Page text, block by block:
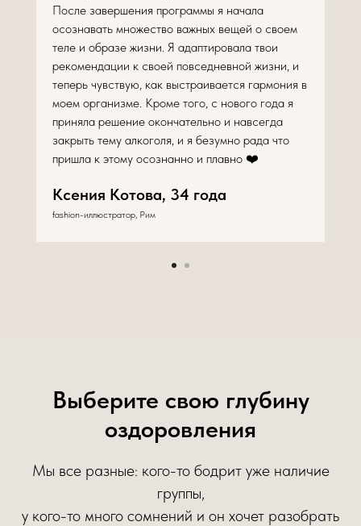
После завершения программы я начала
осознавать множество важных вещей о своем
теле и образе жизни. Я адаптировала твои
рекомендации к своей повседневной жизни, и
теперь чувствую, как выстраивается гармония в
моем организме. Кроме того, с нового года я
приняла решение окончательно и навсегда
закрыть тему алкоголя, и я безумно рада что
пришла к этому осознанно и плавно ❤️
Ксения Котова, 34 года
fashion-иллюстратор, Рим
Выберите свою глубину
оздоровления
Мы все разные: кого-то бодрит уже наличие
группы,
у кого-то много сомнений и он хочет разобрать